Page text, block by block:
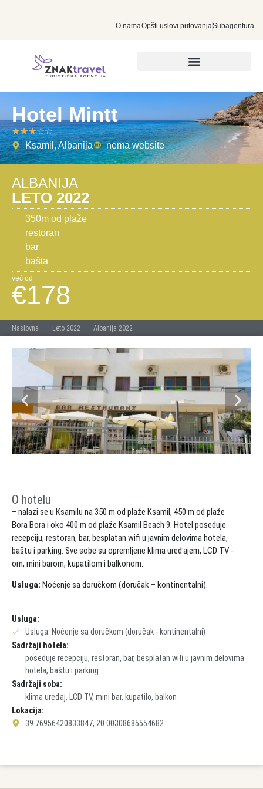
O namaOpšti uslovi putovanjaSubagentura
Hotel Mintt
☆☆☆☆☆
Ksamil, Albanija
nema website
ALBANIJA
LETO 2022
350m od plaže
restoran
bar
bašta
već od
€178
Naslovna Leto 2022 Albanija 2022
O hotelu
– nalazi se u Ksamilu na 350 m od plaže Ksamil, 450 m od plaže
Bora Bora i oko 400 m od plaže Ksamil Beach 9. Hotel poseduje
recepciju, restoran, bar, besplatan wifi u javnim delovima hotela,
baštu i parking. Sve sobe su opremljene klima uređajem, LCD TV -
om, mini barom, kupatilom i balkonom.
Usluga: Noćenje sa doručkom (doručak – kontinentalni).
Usluga:
Usluga: Noćenje sa doručkom (doručak - kontinentalni)
Sadržaji hotela:
poseduje recepciju, restoran, bar, besplatan wifi u javnim delovima
hotela, baštu i parking
Sadržaji soba:
klima uređaj, LCD TV, mini bar, kupatilo, balkon
Lokacija:
39.76956420833847, 20.00308685554682